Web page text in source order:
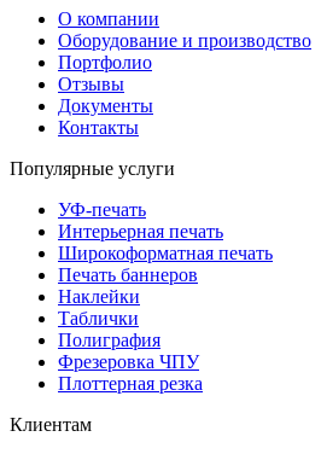
О компании
Оборудование и производство
Портфолио
Отзывы
Документы
Контакты
Популярные услуги
УФ-печать
Интерьерная печать
Широкоформатная печать
Печать баннеров
Наклейки
Таблички
Полиграфия
Фрезеровка ЧПУ
Плоттерная резка
Клиентам